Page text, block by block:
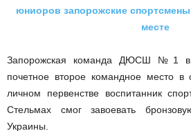
юниоров запорожские
месте
Запорожская команда ДЮСШ №1 в
почетное второе командное место в
личном первенстве воспитанник
Стельмах смог завоевать
Украины.